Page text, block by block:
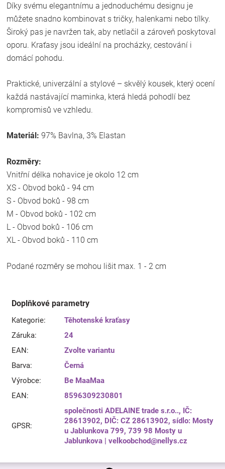
Díky svému elegantnímu a jednoduchému designu je
můžete snadno kombinovat s tričky, halenkami nebo tílky.
Široký pas je navržen tak, aby netlačil a zároveň poskytoval
oporu. Kraťasy jsou ideální na procházky, cestování i
domácí pohodu.
Praktické, univerzální a stylové – skvělý kousek, který ocení
každá nastávající maminka, která hledá pohodlí bez
kompromisů ve vzhledu.
Materiál: 97% Bavlna, 3% Elastan
Rozměry:
Vnitřní délka nohavice je okolo 12 cm
XS - Obvod boků - 94 cm
S - Obvod boků - 98 cm
M - Obvod boků - 102 cm
L - Obvod boků - 106 cm
XL - Obvod boků - 110 cm
Podané rozměry se mohou lišit max. 1 - 2 cm
Doplňkové parametry
Kategorie:
Těhotenské kraťasy
Záruka:
24
EAN:
Zvolte variantu
Barva:
Černá
Výrobce:
Be MaaMaa
EAN: 8596309230801
GPSR:
společnosti ADELAINE trade s.r.o.., IČ:
28613902, DIČ: CZ 28613902, sídlo: Mosty
u Jablunkova 799, 739 98 Mosty u
Jablunkova | velkoobchod@nellys.cz